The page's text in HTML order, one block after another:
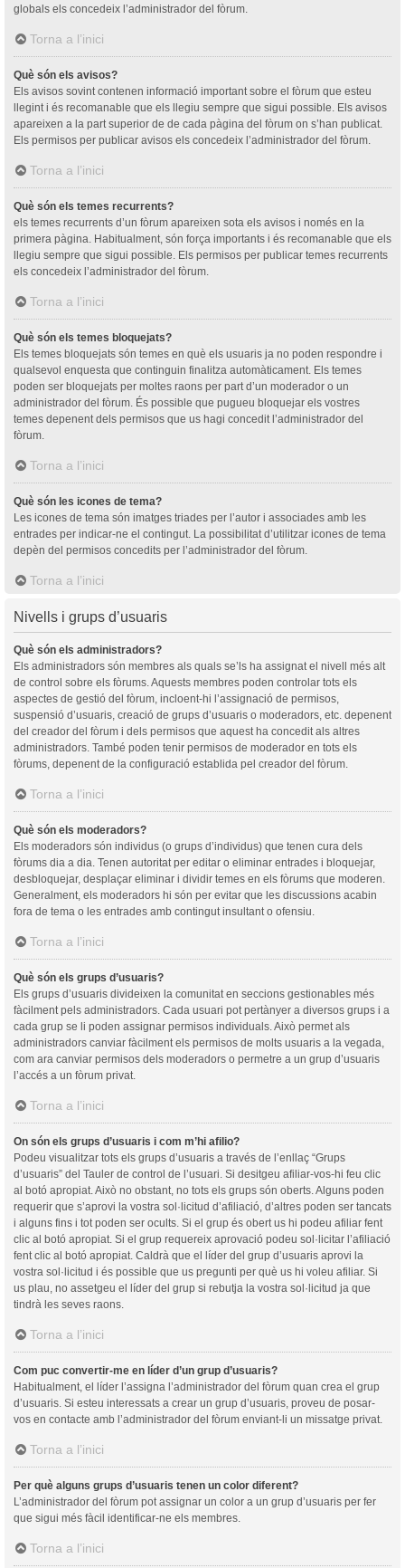
globals els concedeix l’administrador del fòrum.
Torna a l’inici
Què són els avisos?
Els avisos sovint contenen informació important sobre el fòrum que esteu
llegint i és recomanable que els llegiu sempre que sigui possible. Els avisos
apareixen a la part superior de de cada pàgina del fòrum on s’han publicat.
Els permisos per publicar avisos els concedeix l’administrador del fòrum.
Torna a l’inici
Què són els temes recurrents?
els temes recurrents d’un fòrum apareixen sota els avisos i només en la
primera pàgina. Habitualment, són força importants i és recomanable que els
llegiu sempre que sigui possible. Els permisos per publicar temes recurrents
els concedeix l’administrador del fòrum.
Torna a l’inici
Què són els temes bloquejats?
Els temes bloquejats són temes en què els usuaris ja no poden respondre i
qualsevol enquesta que continguin finalitza automàticament. Els temes
poden ser bloquejats per moltes raons per part d’un moderador o un
administrador del fòrum. És possible que pugueu bloquejar els vostres
temes depenent dels permisos que us hagi concedit l’administrador del
fòrum.
Torna a l’inici
Què són les icones de tema?
Les icones de tema són imatges triades per l’autor i associades amb les
entrades per indicar-ne el contingut. La possibilitat d’utilitzar icones de tema
depèn del permisos concedits per l’administrador del fòrum.
Torna a l’inici
Nivells i grups d’usuaris
Què són els administradors?
Els administradors són membres als quals se’ls ha assignat el nivell més alt
de control sobre els fòrums. Aquests membres poden controlar tots els
aspectes de gestió del fòrum, incloent-hi l’assignació de permisos,
suspensió d’usuaris, creació de grups d’usuaris o moderadors, etc. depenent
del creador del fòrum i dels permisos que aquest ha concedit als altres
administradors. També poden tenir permisos de moderador en tots els
fòrums, depenent de la configuració establida pel creador del fòrum.
Torna a l’inici
Què són els moderadors?
Els moderadors són individus (o grups d’individus) que tenen cura dels
fòrums dia a dia. Tenen autoritat per editar o eliminar entrades i bloquejar,
desbloquejar, desplaçar eliminar i dividir temes en els fòrums que moderen.
Generalment, els moderadors hi són per evitar que les discussions acabin
fora de tema o les entrades amb contingut insultant o ofensiu.
Torna a l’inici
Què són els grups d’usuaris?
Els grups d’usuaris divideixen la comunitat en seccions gestionables més
fàcilment pels administradors. Cada usuari pot pertànyer a diversos grups i a
cada grup se li poden assignar permisos individuals. Això permet als
administradors canviar fàcilment els permisos de molts usuaris a la vegada,
com ara canviar permisos dels moderadors o permetre a un grup d’usuaris
l’accés a un fòrum privat.
Torna a l’inici
On són els grups d’usuaris i com m’hi afilio?
Podeu visualitzar tots els grups d’usuaris a través de l’enllaç “Grups
d’usuaris” del Tauler de control de l’usuari. Si desitgeu afiliar-vos-hi feu clic
al botó apropiat. Això no obstant, no tots els grups són oberts. Alguns poden
requerir que s’aprovi la vostra sol·licitud d’afiliació, d’altres poden ser tancats
i alguns fins i tot poden ser ocults. Si el grup és obert us hi podeu afiliar fent
clic al botó apropiat. Si el grup requereix aprovació podeu sol·licitar l’afiliació
fent clic al botó apropiat. Caldrà que el líder del grup d’usuaris aprovi la
vostra sol·licitud i és possible que us pregunti per què us hi voleu afiliar. Si
us plau, no assetgeu el líder del grup si rebutja la vostra sol·licitud ja que
tindrà les seves raons.
Torna a l’inici
Com puc convertir-me en líder d’un grup d’usuaris?
Habitualment, el líder l’assigna l’administrador del fòrum quan crea el grup
d’usuaris. Si esteu interessats a crear un grup d’usuaris, proveu de posar-
vos en contacte amb l’administrador del fòrum enviant-li un missatge privat.
Torna a l’inici
Per què alguns grups d’usuaris tenen un color diferent?
L’administrador del fòrum pot assignar un color a un grup d’usuaris per fer
que sigui més fàcil identificar-ne els membres.
Torna a l’inici